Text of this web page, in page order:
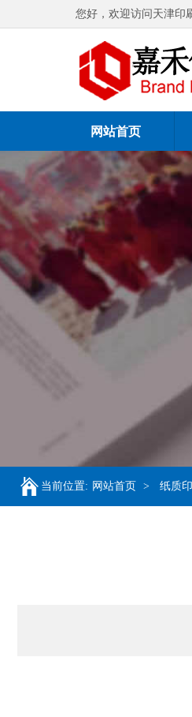
您好，欢迎访问天津印
网站首页
当前位置: 网站首页 > 纸质